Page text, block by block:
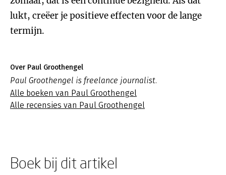
lukt, creëer je positieve effecten voor de lange
termijn.
Over Paul Groothengel
Paul Groothengel is freelance journalist.
Alle boeken van Paul Groothengel
Alle recensies van Paul Groothengel
Boek bij dit artikel